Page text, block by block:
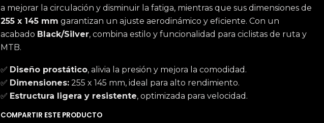
a mejorar la circulación y disminuir la fatiga, mientras que sus dimensiones de
255 x 145 mm garantizan un ajuste aerodinámico y eficiente. Con un
acabado Black/Silver, combina estilo y funcionalidad para ciclistas de ruta y
MTB.
✅ Diseño prostático, alivia la presión y mejora la comodidad.
✅ Dimensiones: 255 x 145 mm, ideal para alto rendimiento.
✅ Estructura ligera y resistente, optimizada para velocidad.
COMPARTIR ESTE PRODUCTO